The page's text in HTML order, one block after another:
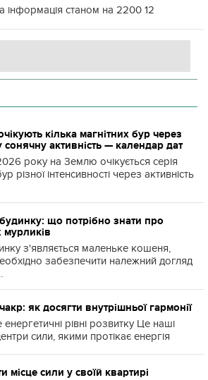
інформація станом на 2200 12
кілька магнітних бур через
активність — календар дат
року на Землю очікується серія
різної інтенсивності через активність
що потрібно знати про
мурликів
з'являється маленьке кошеня,
забезпечити належний догляд
як досягти внутрішньої гармонії
рівні розвитку Це наші
сили, якими протікає енергія
місце сили у своїй квартирі